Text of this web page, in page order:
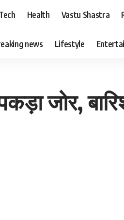
Health Vastu Shastra
news Lifestyle
जोर,